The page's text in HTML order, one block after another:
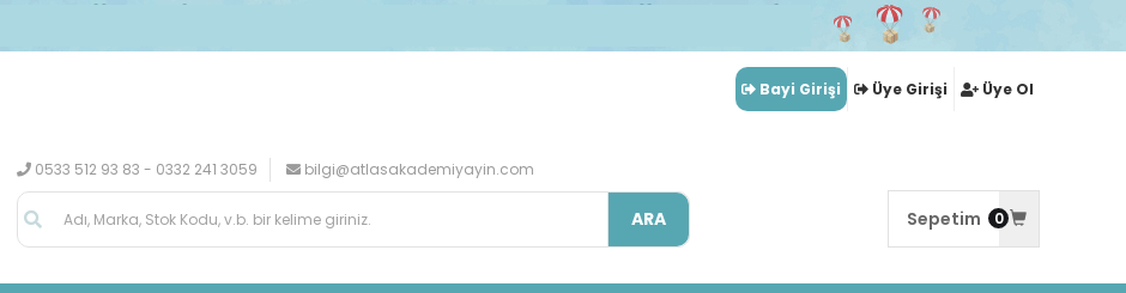
Bayi Girişi Üye Girişi Üye Ol
0533 512 93 83 - 0332 241 3059 bilgi@atlasakademiyayin.com
ARA Sepetim 0